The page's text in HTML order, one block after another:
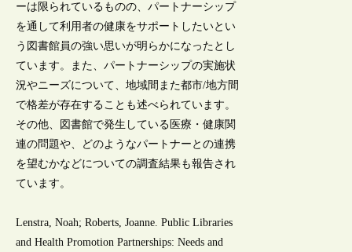
ーは限られているものの、パートナーシップ
を通して利用者の健康をサポートしたいとい
う図書館員の強い思いが明らかになったとし
ています。また、パートナーシップの実施状
況やニーズについて、地域間また都市/地方間
で格差が存在することも述べられています。
その他、図書館で発生している医療・健康関
連の問題や、どのようなパートナーとの連携
を望むかなどについての調査結果も報告され
ています。
Lenstra, Noah; Roberts, Joanne. Public Libraries
and Health Promotion Partnerships: Needs and